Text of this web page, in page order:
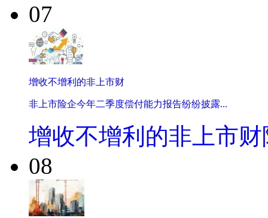
07
增收不增利的非上市财
非上市险企今年二季度偿付能力报告纷纷披露...
增收不增利的非上市
08